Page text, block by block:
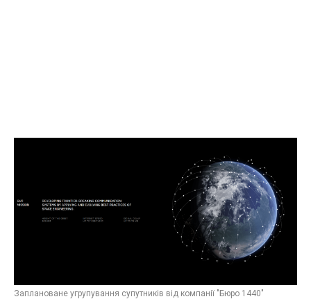
Заплановане угрупування супутників від компанії "Бюро 1440"